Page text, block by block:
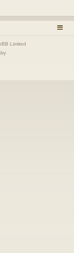
Limited